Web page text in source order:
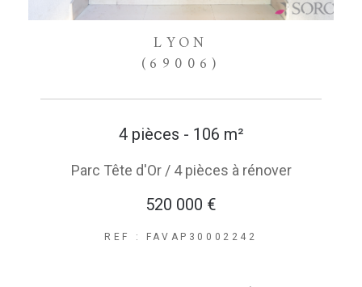
LYON
(69006)
4 pièces - 106 m²
Parc Tête d'Or / 4 pièces à rénover
520 000 €
REF : FAVAP30002242